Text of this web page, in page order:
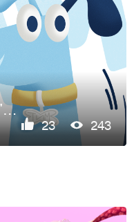
Маскот для проекта "Питомцы в Москве"
23 243